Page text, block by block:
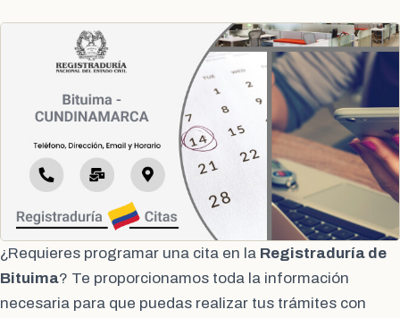
¿Requieres programar una cita en la Registraduría de
Bituima? Te proporcionamos toda la información
necesaria para que puedas realizar tus trámites con